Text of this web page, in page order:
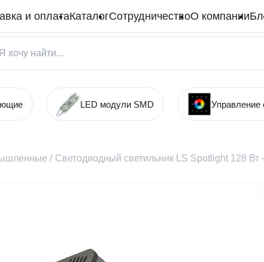
и оплатаКаталогСотрудничествоО компании
LED модули SMD
/ Светодиодный светильник LS Spotlight 128 Вт